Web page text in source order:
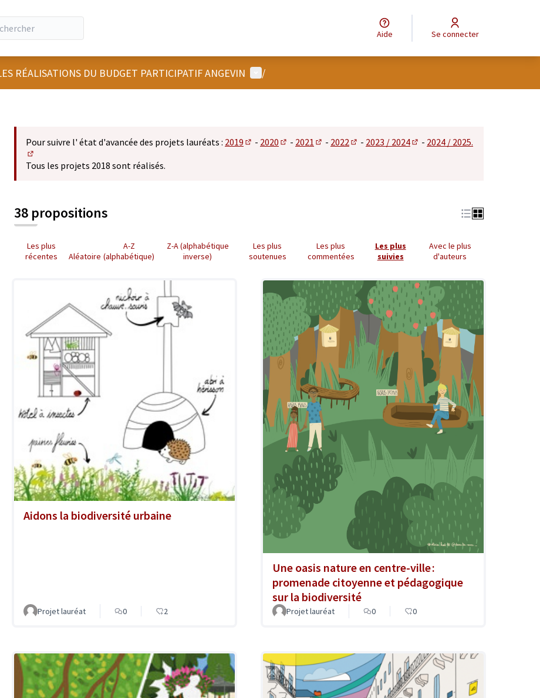
Aide Se connecter
RÉALISATIONS DU BUDGET PARTICIPATIF ANGEVIN Menu utilisateur
/
Pour suivre l' état d'avancée des projets lauréats : 2019 - 2020
(S'ouvre dans un nouvel onglet)
- 2021
(S'ouvre dans un nouvel onglet)
- 2022
(S'ouvre dans un nouvel onglet)
- 2023 / 2024
(S'ouvre dans un nouvel onglet)
- 2024 / 2025.
(S'ouvre dans un nouvel onglet)
Tous les projets 2018 sont réalisés.
38 propositions
Les plus
récentes
Aléatoire
A-Z
(alphabétique)
Z-A (alphabétique
inverse)
Les plus
soutenues
Les plus
commentées
Les plus
suivies
Avec le plus
d'auteurs
Aidons la biodiversité urbaine
Projet lauréat 0 2
Une oasis nature en centre-ville :
promenade citoyenne et pédagogique
sur la biodiversité
Projet lauréat 0 0